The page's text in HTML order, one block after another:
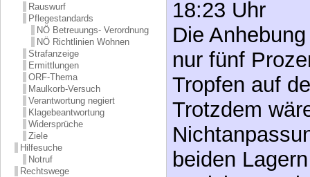
Rauswurf
Pflegestandards
NÖ Betreuungs- Verordnung
NÖ Richtlinien Wohnen
Strafanzeige
Ermittlungen
ORF-Thema
Maulkorb-Versuch
Verantwortung negiert
Klagebeantwortung
Widersprüche
Ziele
Hilfesuche
Notruf
Rechtswege
18:23 Uhr
Die
nur fünf
Tropfen auf
Trotzdem
beiden